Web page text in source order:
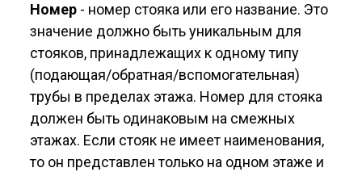
Номер - номер стояка или его название. Это
значение должно быть уникальным для
стояков, принадлежащих к одному типу
(подающая/обратная/вспомогательная)
трубы в пределах этажа. Номер для стояка
должен быть одинаковым на смежных
этажах. Если стояк не имеет наименования,
то он представлен только на одном этаже и